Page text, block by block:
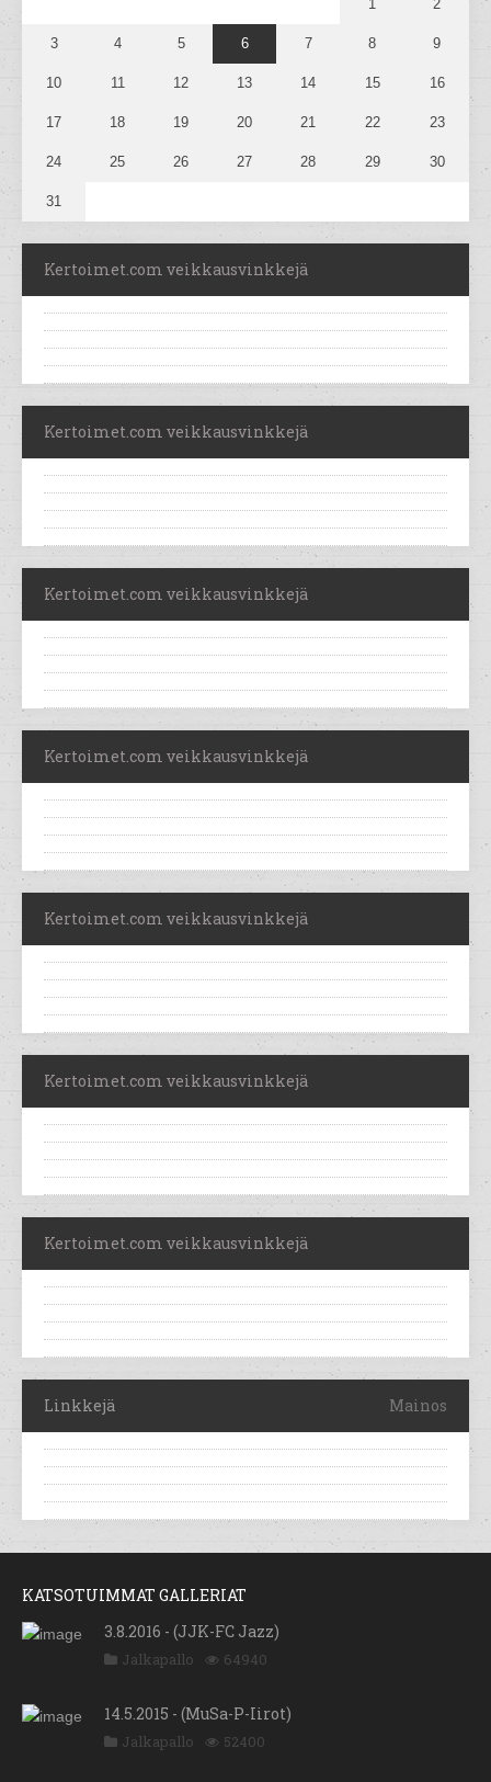
1 2
3 4 5 6 7 8 9
10 11 12 13 14 15 16
17 18 19 20 21 22 23
24 25 26 27 28 29 30
31
Kertoimet.com veikkausvinkkejä
Kertoimet.com veikkausvinkkejä
Kertoimet.com veikkausvinkkejä
Kertoimet.com veikkausvinkkejä
Kertoimet.com veikkausvinkkejä
Kertoimet.com veikkausvinkkejä
Kertoimet.com veikkausvinkkejä
Linkkejä Mainos
KATSOTUIMMAT GALLERIAT
3.8.2016 - (JJK-FC Jazz)
Jalkapallo 64940
14.5.2015 - (MuSa-P-Iirot)
Jalkapallo 52400